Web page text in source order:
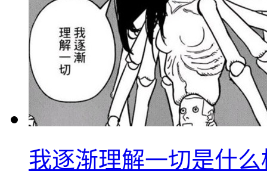
我逐渐理解一切是什